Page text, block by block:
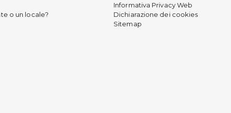
o un locale?
Informativa Privacy Web
Dichiarazione dei cookies
Sitemap